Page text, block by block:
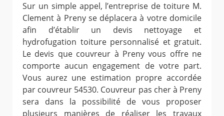
Sur un simple appel, l’entreprise de toiture M.
Clement à Preny se déplacera à votre domicile
afin d’établir un devis nettoyage et
hydrofugation toiture personnalisé et gratuit.
Le devis que couvreur à Preny vous offre ne
comporte aucun engagement de votre part.
Vous aurez une estimation propre accordée
par couvreur 54530. Couvreur pas cher à Preny
sera dans la possibilité de vous proposer
plusieurs manières de réaliser les travaux